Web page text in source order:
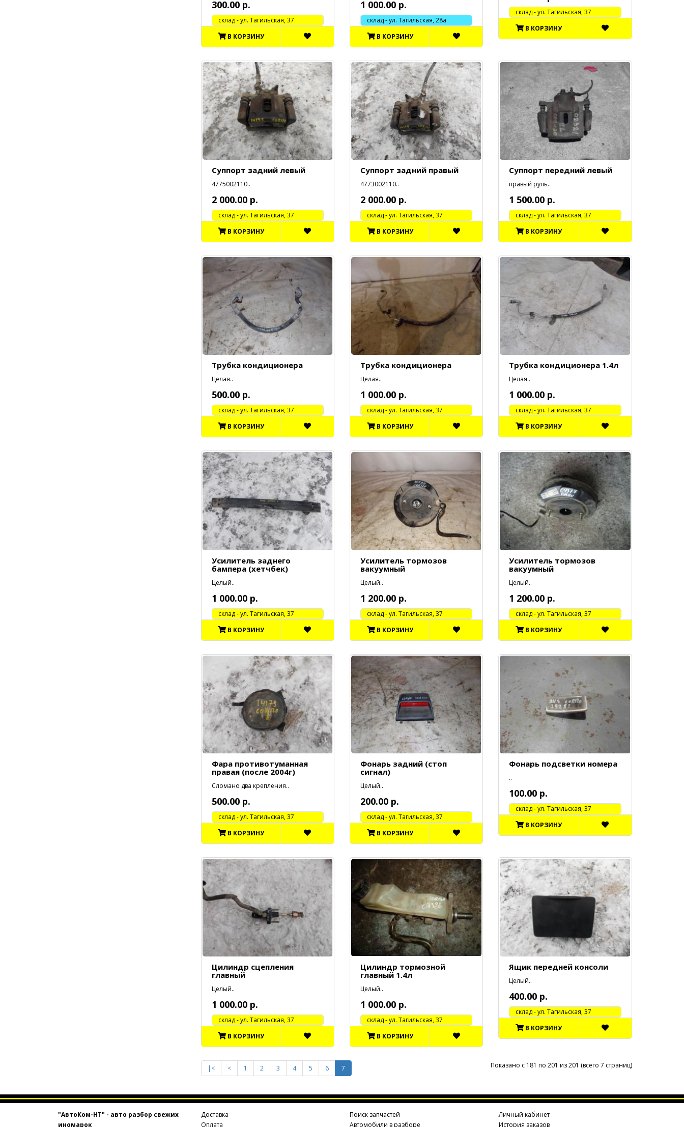
300.00 р.
cклад - ул. Тагильская, 37
В КОРЗИНУ
1 000.00 р.
склад - ул. Тагильская, 28а
В КОРЗИНУ
cклад - ул. Тагильская, 37
В КОРЗИНУ
Суппорт задний левый
4775002110..
2 000.00 р.
cклад - ул. Тагильская, 37
В КОРЗИНУ
Суппорт задний правый
4773002110..
2 000.00 р.
cклад - ул. Тагильская, 37
В КОРЗИНУ
Суппорт передний левый
правый руль..
1 500.00 р.
cклад - ул. Тагильская, 37
В КОРЗИНУ
Трубка кондиционера
Целая..
500.00 р.
cклад - ул. Тагильская, 37
В КОРЗИНУ
Трубка кондиционера
Целая..
1 000.00 р.
cклад - ул. Тагильская, 37
В КОРЗИНУ
Трубка кондиционера 1.4л
Целая..
1 000.00 р.
cклад - ул. Тагильская, 37
В КОРЗИНУ
Усилитель заднего
бампера (хетчбек)
Целый..
1 000.00 р.
cклад - ул. Тагильская, 37
В КОРЗИНУ
Усилитель тормозов
вакуумный
Целый..
1 200.00 р.
cклад - ул. Тагильская, 37
В КОРЗИНУ
Усилитель тормозов
вакуумный
Целый..
1 200.00 р.
cклад - ул. Тагильская, 37
В КОРЗИНУ
Фара противотуманная
правая (после 2004г)
Сломано два крепления..
500.00 р.
cклад - ул. Тагильская, 37
В КОРЗИНУ
Фонарь задний (стоп
сигнал)
Целый..
200.00 р.
cклад - ул. Тагильская, 37
В КОРЗИНУ
Фонарь подсветки номера
..
100.00 р.
cклад - ул. Тагильская, 37
В КОРЗИНУ
Цилиндр сцепления
главный
Целый..
1 000.00 р.
cклад - ул. Тагильская, 37
В КОРЗИНУ
Цилиндр тормозной
главный 1.4л
Целый..
1 000.00 р.
cклад - ул. Тагильская, 37
В КОРЗИНУ
Ящик передней консоли
Целый..
400.00 р.
cклад - ул. Тагильская, 37
В КОРЗИНУ
|< < 1 2 3 4 5 6 7 Показано с 181 по 201 из 201 (всего 7 страниц)
"АвтоКом-НТ" - авто разбор свежих
иномарок
Доставка
Оплата
Поиск запчастей
Автомобили в разборе
Личный кабинет
История заказов